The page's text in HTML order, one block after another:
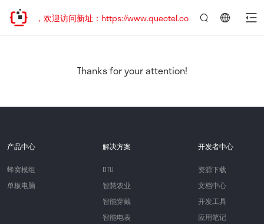
已迁移，欢迎访问新址：https://www.quectel.com.cn
Thanks for your attention!
产品中心
蜂窝模组
单板电脑
解决方案
DTU
智慧农业
智能穿戴
智能电表
开发者中心
资源下载
文档中心
开发工具
应用笔记